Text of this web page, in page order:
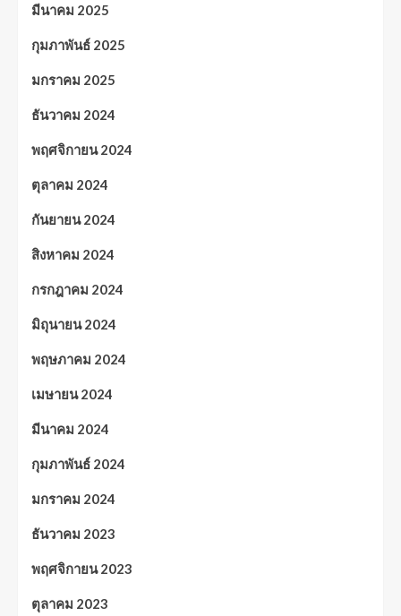
มีนาคม 2025
กุมภาพันธ์ 2025
มกราคม 2025
ธันวาคม 2024
พฤศจิกายน 2024
ตุลาคม 2024
กันยายน 2024
สิงหาคม 2024
กรกฎาคม 2024
มิถุนายน 2024
พฤษภาคม 2024
เมษายน 2024
มีนาคม 2024
กุมภาพันธ์ 2024
มกราคม 2024
ธันวาคม 2023
พฤศจิกายน 2023
ตุลาคม 2023